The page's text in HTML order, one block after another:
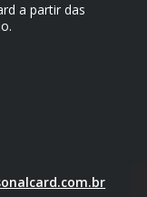
a partir das